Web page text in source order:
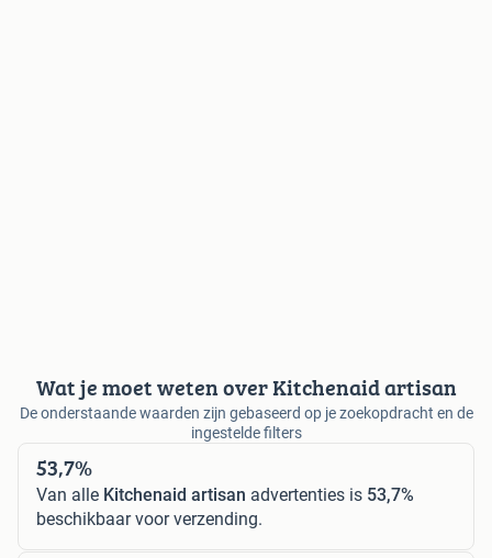
Wat je moet weten over Kitchenaid artisan
De onderstaande waarden zijn gebaseerd op je zoekopdracht en de
ingestelde filters
53,7%
Van alle Kitchenaid artisan advertenties is 53,7%
beschikbaar voor verzending.